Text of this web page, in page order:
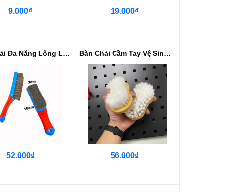
9.000₫ 19.000₫
Bàn Chải Đa Năng Lông Lợn Rừng
52.000₫
Bàn Chải Cầm Tay Vệ Sinh Sợi Cướ...
56.000₫